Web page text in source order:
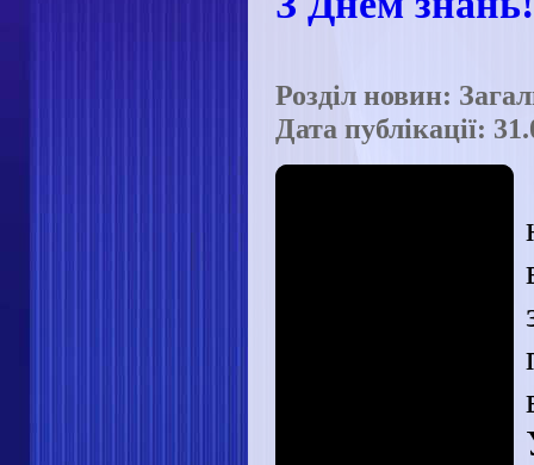
Розділ новин:
Дата публікації: